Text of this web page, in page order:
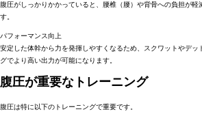
腹圧がしっかりかかっていると、腰椎（腰）や背骨への負担が軽
す。
パフォーマンス向上
安定した体幹から力を発揮しやすくなるため、スクワットやデッ
グでより高い出力が可能になります。
腹圧が重要なトレーニング
腹圧は特に以下のトレーニングで重要です。